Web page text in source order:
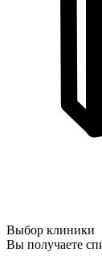
Выбор клиники
Вы получаете